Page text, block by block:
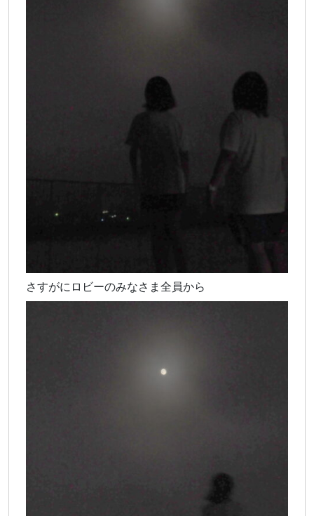
さすがにロビーのみなさま全員から